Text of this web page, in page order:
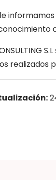
realizados